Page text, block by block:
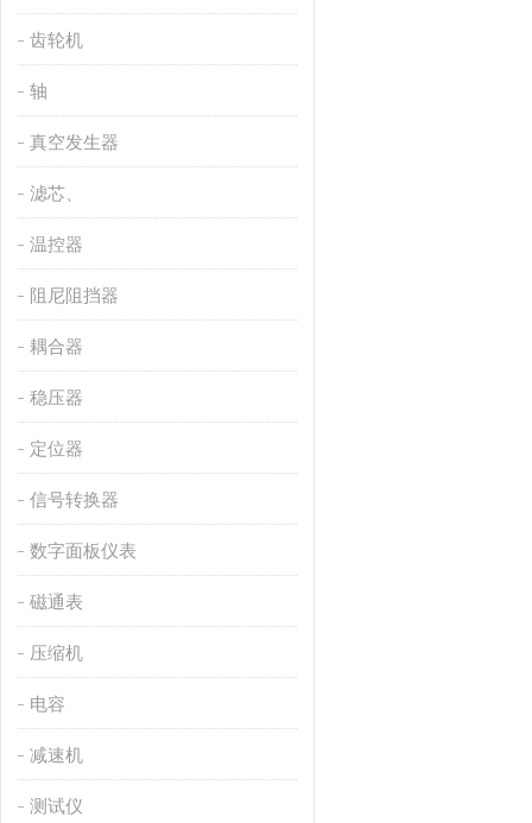
齿轮机
轴
真空发生器
滤芯、
温控器
阻尼阻挡器
耦合器
稳压器
定位器
信号转换器
数字面板仪表
磁通表
压缩机
电容
减速机
测试仪